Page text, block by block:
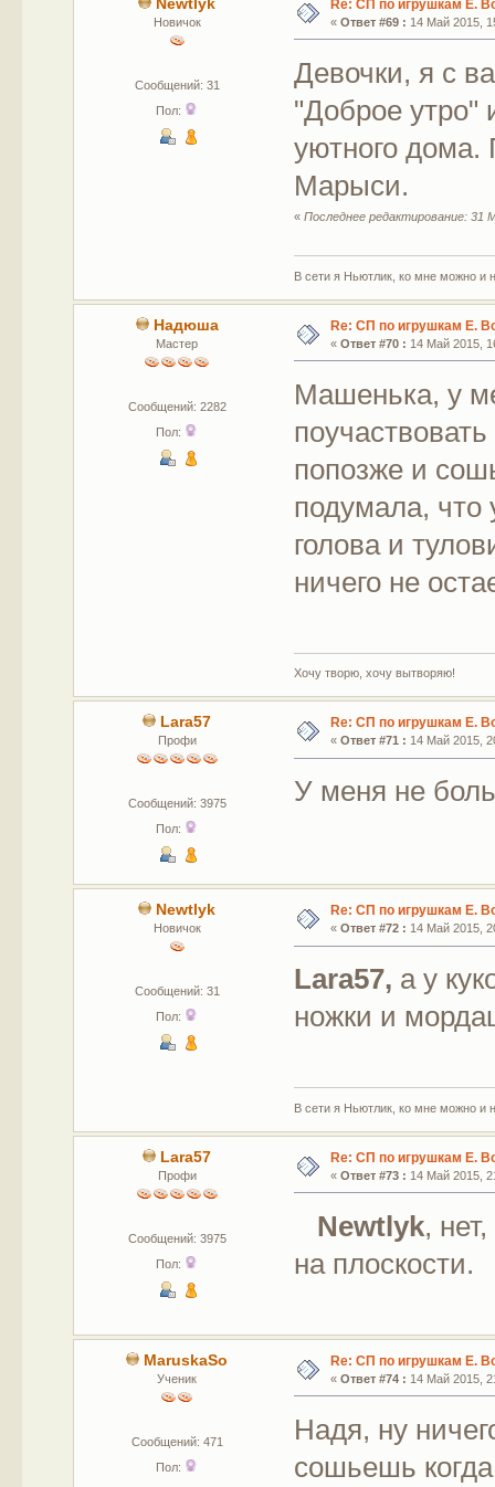
Newtlyk
Новичок
Сообщений: 31
Пол:
Re: СП по игрушкам Е.
« Ответ #69 : 14 Май 2015,
Девочки, я с
"Доброе утро"
уютного дома.
Марыси.
«Последнее редактирование: 31
В сети я Ньютлик, ко мне можно и
Надюша
Мастер
Сообщений: 2282
Пол:
Re: СП по игрушкам Е.
« Ответ #70 : 14 Май 2015,
Машенька, у
попозже и
подумала, что
голова и
ничего не
Хочу творю, хочу вытворяю!
Lara57
Профи
Сообщений: 3975
Пол:
Re: СП по игрушкам Е.
« Ответ #71 : 14 Май 2015,
У меня не
Newtlyk
Новичок
Сообщений: 31
Пол:
Re: СП по игрушкам Е.
« Ответ #72 : 14 Май 2015,
Lara57, а у
ножки и
В сети я Ньютлик, ко мне можно и
Lara57
Профи
Сообщений: 3975
Пол:
Re: СП по игрушкам Е.
« Ответ #73 : 14 Май 2015,
Newtlyk,
на плоскости.
MaruskaSo
Ученик
Сообщений: 471
Пол:
Re: СП по игрушкам Е.
« Ответ #74 : 14 Май 2015,
Надя, ну
сошьешь